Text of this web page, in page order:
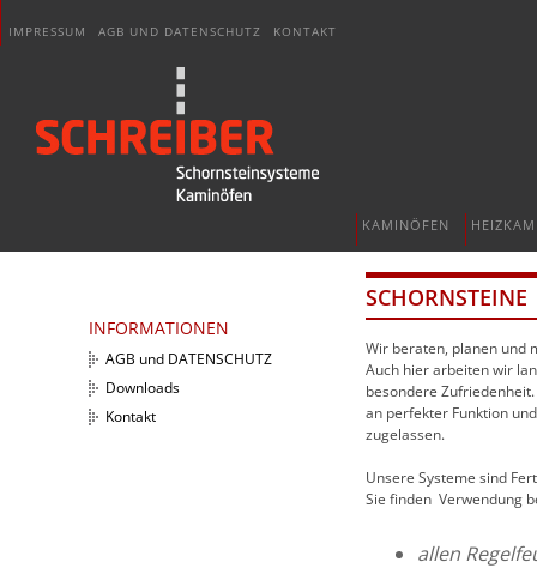
IMPRESSUM AGB UND DATENSCHUTZ KONTAKT
KAMINÖFEN
INFORMATIONEN
AGB und DATENSCHUTZ
Downloads
Kontakt
SCHORNSTEINE
Wir beraten, planen und
Auch hier arbeiten wir
besondere
an perfekter Funktion
zugelassen.
Unsere Systeme sind
Sie finden Verwendung
allen